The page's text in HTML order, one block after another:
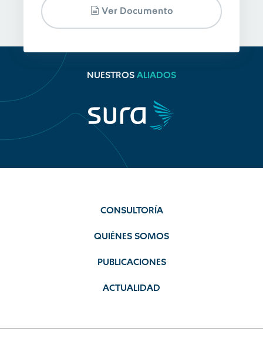
Ver Documento
NUESTROS ALIADOS
CONSULTORÍA
QUIÉNES SOMOS
PUBLICACIONES
ACTUALIDAD